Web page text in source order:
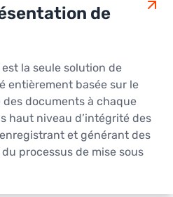
de
la seule solution de
entièrement basée sur le
documents à chaque
haut niveau d’intégrité des
et générant des
processus de mise sous